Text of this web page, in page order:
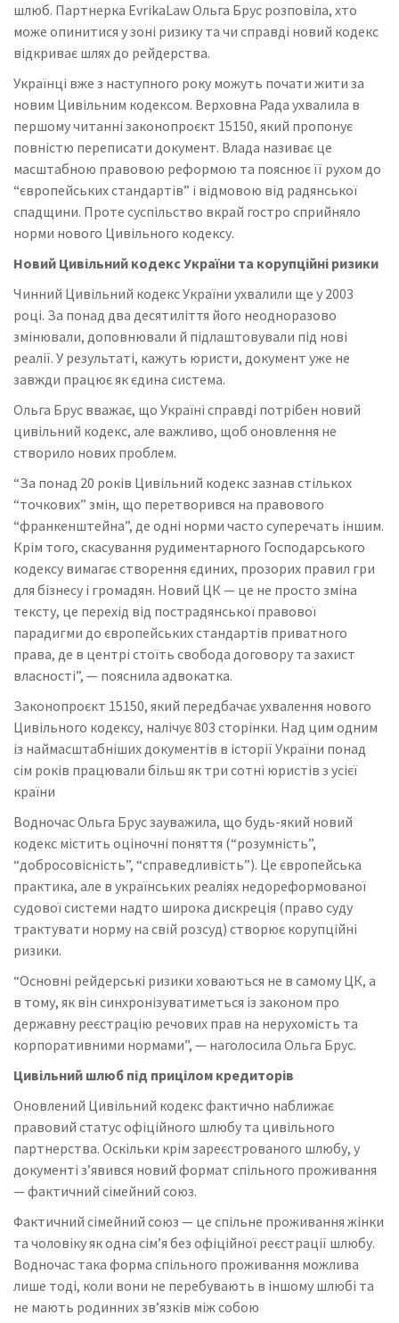
шлюб. Партнерка EvrikaLaw Ольга Брус розповіла, хто
може опинитися у зоні ризику та чи справді новий кодекс
відкриває шлях до рейдерства.
Українці вже з наступного року можуть почати жити за
новим Цивільним кодексом. Верховна Рада ухвалила в
першому читанні законопроєкт 15150, який пропонує
повністю переписати документ. Влада називає це
масштабною правовою реформою та пояснює її рухом до
“європейських стандартів” і відмовою від радянської
спадщини. Проте суспільство вкрай гостро сприйняло
норми нового Цивільного кодексу.
Новий Цивільний кодекс України та корупційні ризики
Чинний Цивільний кодекс України ухвалили ще у 2003
році. За понад два десятиліття його неодноразово
змінювали, доповнювали й підлаштовували під нові
реалії. У результаті, кажуть юристи, документ уже не
завжди працює як єдина система.
Ольга Брус вважає, що Україні справді потрібен новий
цивільний кодекс, але важливо, щоб оновлення не
створило нових проблем.
“За понад 20 років Цивільний кодекс зазнав стількох
“точкових” змін, що перетворився на правового
“франкенштейна”, де одні норми часто суперечать іншим.
Крім того, скасування рудиментарного Господарського
кодексу вимагає створення єдиних, прозорих правил гри
для бізнесу і громадян. Новий ЦК — це не просто зміна
тексту, це перехід від пострадянської правової
парадигми до європейських стандартів приватного
права, де в центрі стоїть свобода договору та захист
власності”, — пояснила адвокатка.
Законопроєкт 15150, який передбачає ухвалення нового
Цивільного кодексу, налічує 803 сторінки. Над цим одним
із наймасштабніших документів в історії України понад
сім років працювали більш як три сотні юристів з усієї
країни
Водночас Ольга Брус зауважила, що будь-який новий
кодекс містить оціночні поняття (“розумність”,
“добросовісність”, “справедливість”). Це європейська
практика, але в українських реаліях недореформованої
судової системи надто широка дискреція (право суду
трактувати норму на свій розсуд) створює корупційні
ризики.
“Основні рейдерські ризики ховаються не в самому ЦК, а
в тому, як він синхронізуватиметься із законом про
державну реєстрацію речових прав на нерухомість та
корпоративними нормами”, — наголосила Ольга Брус.
Цивільний шлюб під прицілом кредиторів
Оновлений Цивільний кодекс фактично наближає
правовий статус офіційного шлюбу та цивільного
партнерства. Оскільки крім зареєстрованого шлюбу, у
документі з’явився новий формат спільного проживання
— фактичний сімейний союз.
Фактичний сімейний союз — це спільне проживання жінки
та чоловіку як одна сім’я без офіційної реєстрації шлюбу.
Водночас така форма спільного проживання можлива
лише тоді, коли вони не перебувають в іншому шлюбі та
не мають родинних зв’язків між собою